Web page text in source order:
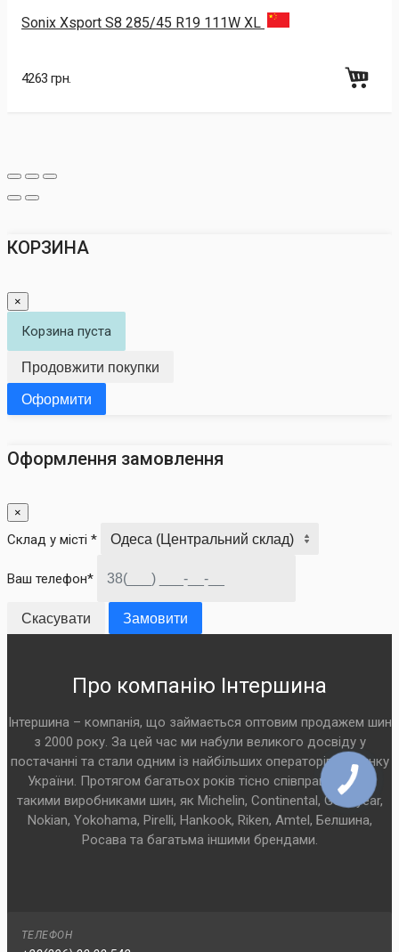
Sonix Xsport S8 285/45 R19 111W XL
4263 грн.
КОРЗИНА
×
Корзина пуста
Продовжити покупки
Оформити
Оформлення замовлення
×
Склад у місті *
Ваш телефон*
Скасувати Замовити
Про компанію Інтершина
Інтершина – компанія, що займається оптовим продажем шин
з 2000 року. За цей час ми набули великого досвіду у
постачанні та стали одним із найбільших операторів на ринку
України. Протягом багатьох років тісно співпрацюємо з
такими виробниками шин, як Michelin, Continental, Goodyear,
Nokian, Yokohama, Pirelli, Hankook, Riken, Amtel, Белшина,
Росава та багатьма іншими брендами.
ТЕЛЕФОН